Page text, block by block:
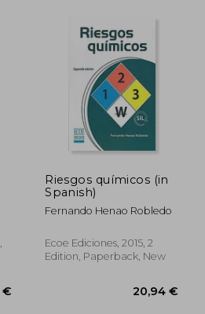
Riesgos químicos (in
Spanish)
Fernando Henao Robledo
Ecoe Ediciones, 2015, 2
Edition, Paperback, New